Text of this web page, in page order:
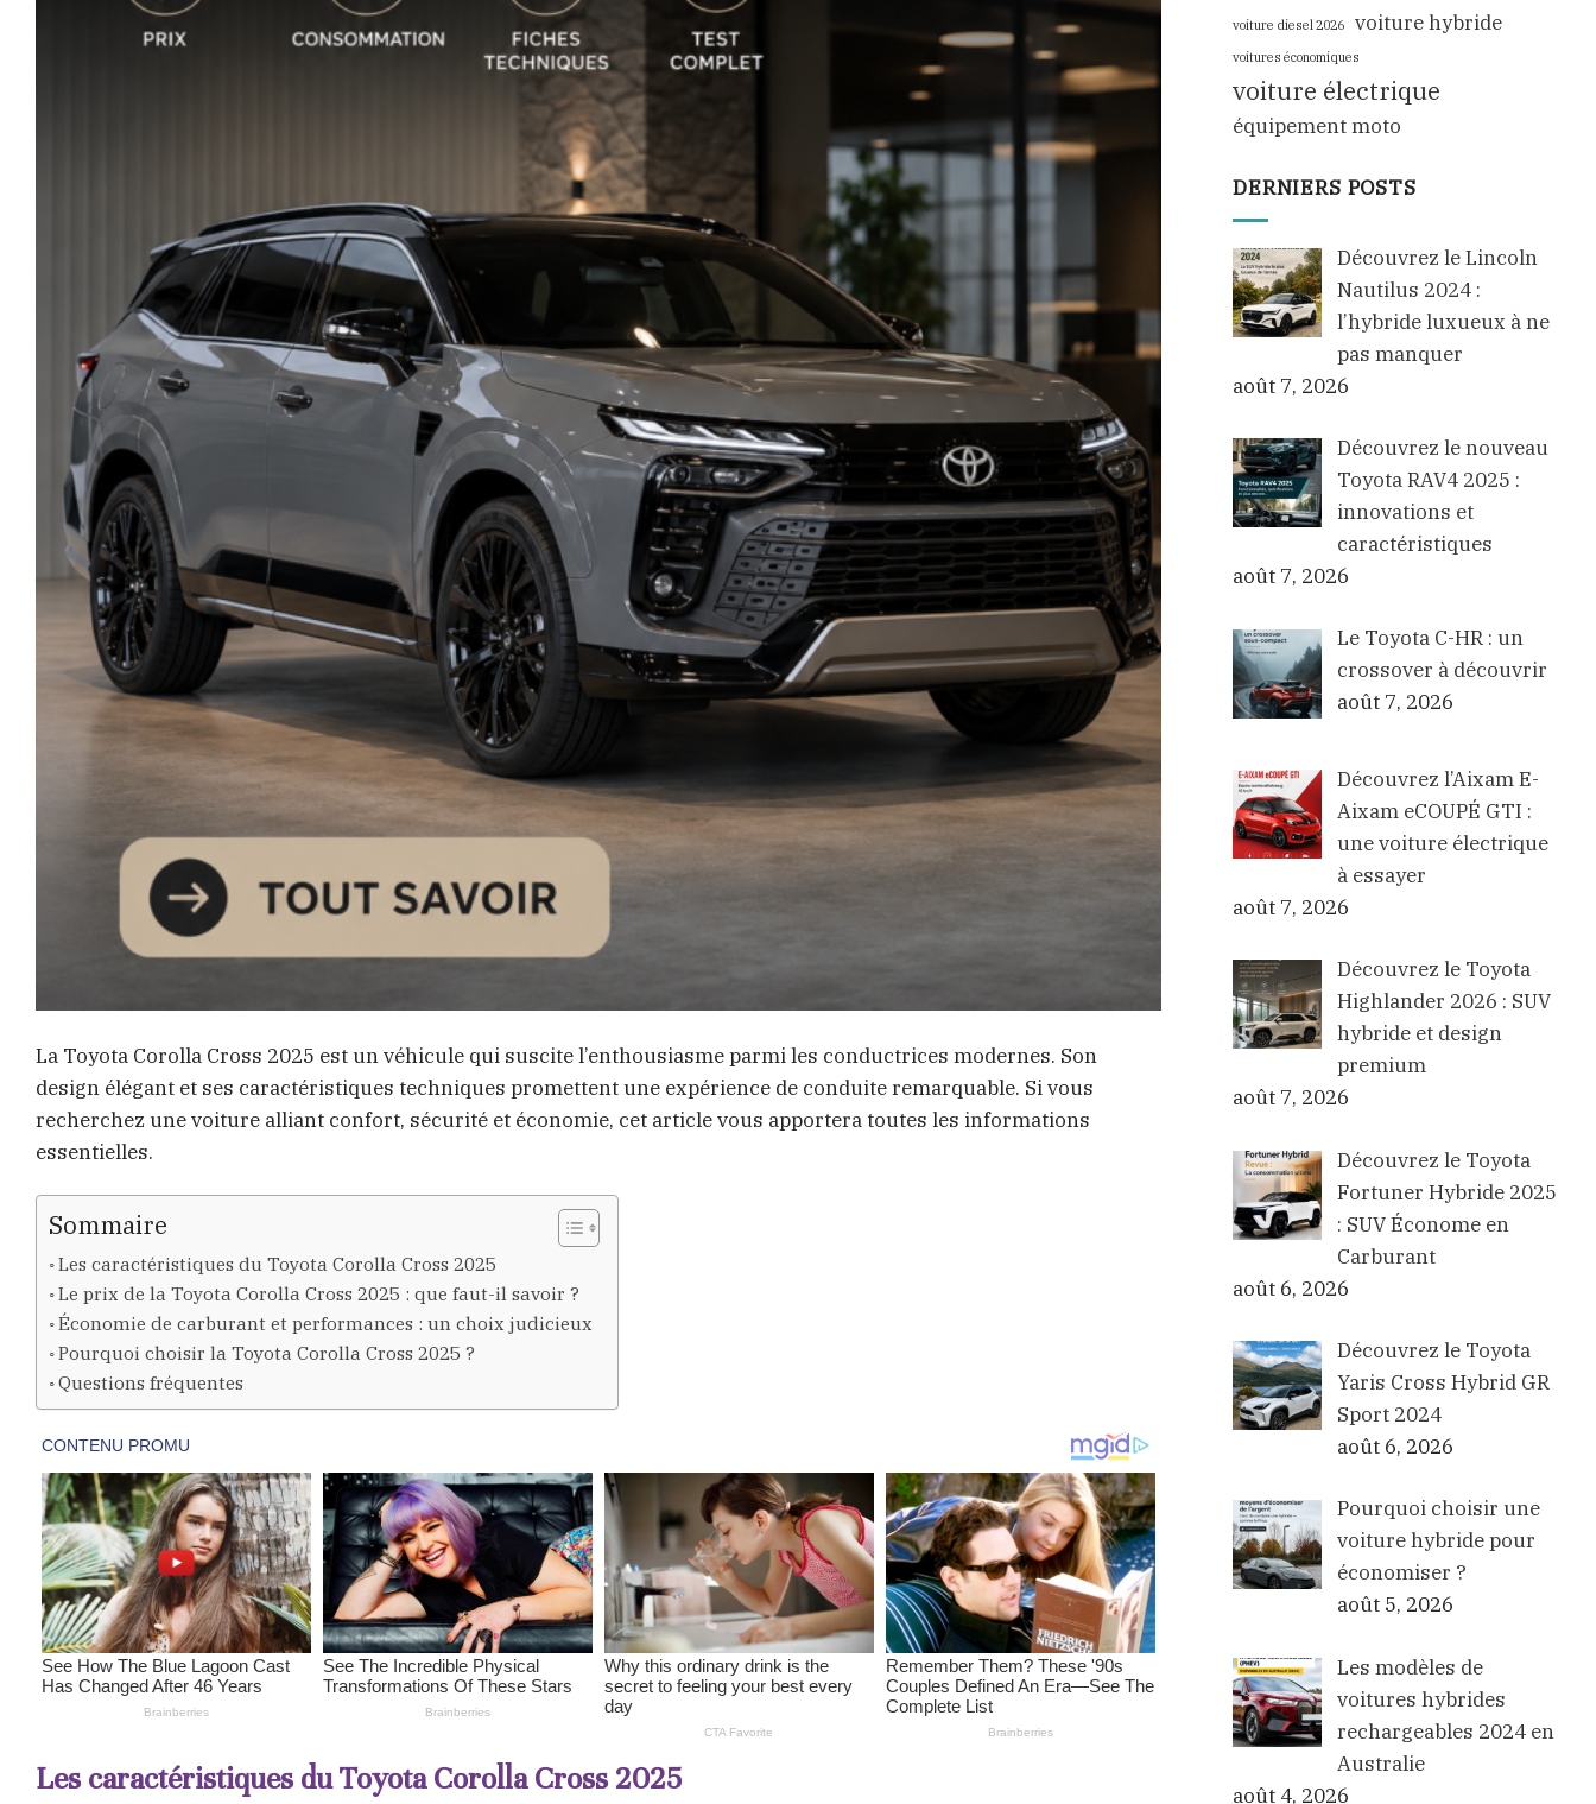
La Toyota Corolla Cross 2025 est un véhicule qui suscite l’enthousiasme parmi les conductrices modernes. Son
design élégant et ses caractéristiques techniques promettent une expérience de conduite remarquable. Si vous
recherchez une voiture alliant confort, sécurité et économie, cet article vous apportera toutes les informations
essentielles.
Sommaire
Les caractéristiques du Toyota Corolla Cross 2025
Le prix de la Toyota Corolla Cross 2025 : que faut-il savoir ?
Économie de carburant et performances : un choix judicieux
Pourquoi choisir la Toyota Corolla Cross 2025 ?
Questions fréquentes
Les caractéristiques du Toyota Corolla Cross 2025
voiture diesel 2026 voiture hybride
voitures économiques
voiture électrique
équipement moto
DERNIERS POSTS
Découvrez le Lincoln
Nautilus 2024 :
l’hybride luxueux à ne
pas manquer
août 7, 2026
Découvrez le nouveau
Toyota RAV4 2025 :
innovations et
caractéristiques
août 7, 2026
Le Toyota C-HR : un
crossover à découvrir
août 7, 2026
Découvrez l’Aixam E-
Aixam eCOUPÉ GTI :
une voiture électrique
à essayer
août 7, 2026
Découvrez le Toyota
Highlander 2026 : SUV
hybride et design
premium
août 7, 2026
Découvrez le Toyota
Fortuner Hybride 2025
: SUV Économe en
Carburant
août 6, 2026
Découvrez le Toyota
Yaris Cross Hybrid GR
Sport 2024
août 6, 2026
Pourquoi choisir une
voiture hybride pour
économiser ?
août 5, 2026
Les modèles de
voitures hybrides
rechargeables 2024 en
Australie
août 4, 2026